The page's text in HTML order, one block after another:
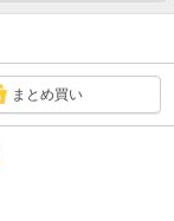
まとめ買い